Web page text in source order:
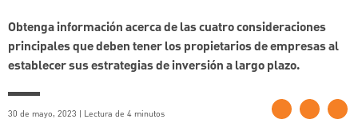
Obtenga información acerca de las cuatro consideraciones
principales que deben tener los propietarios de empresas al
establecer sus estrategias de inversión a largo plazo.
30 de mayo, 2023 | Lectura de 4 minutos